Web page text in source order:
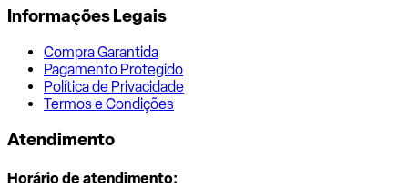
Informações Legais
Compra Garantida
Pagamento Protegido
Política de Privacidade
Termos e Condições
Atendimento
Horário de atendimento: